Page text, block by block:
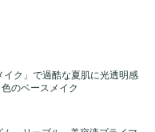
ク」で過酷な夏肌に光透明感
のベースメイク